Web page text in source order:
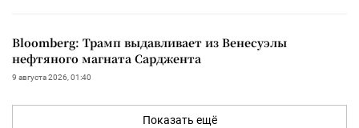
Bloomberg: Трамп выдавливает из Венесуэлы
нефтяного магната Сарджента
9 августа 2026, 01:40
Показать ещё